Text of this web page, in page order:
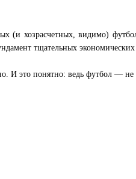
(и хозрасчетных, видимо)
тщательных экономических
И это понятно: ведь футбол — не